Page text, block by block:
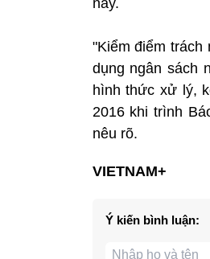
này.
"Kiểm điểm
dụng ngân sách
hình thức xử lý,
2016 khi trình
nêu rõ.
VIETNAM+
Ý kiến bình luận: